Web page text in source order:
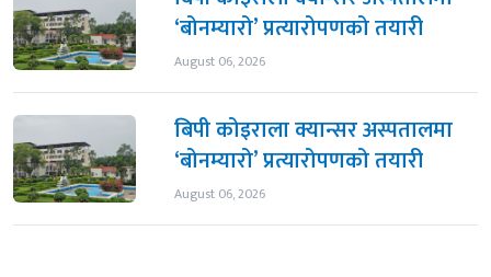
‘बोनम्यारो’ प्रत्यारोपणको तयारी
August 06, 2026
बिपी कोइराला क्यान्सर अस्पतालमा
‘बोनम्यारो’ प्रत्यारोपणको तयारी
August 06, 2026